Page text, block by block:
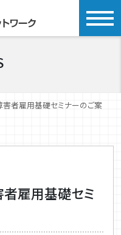
者雇用基礎セミナーのご案
雇用基礎セミ